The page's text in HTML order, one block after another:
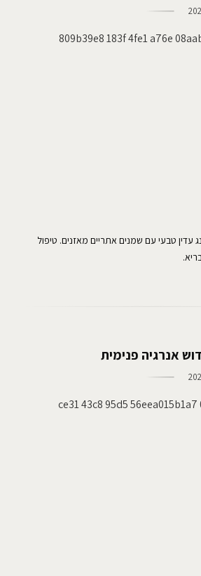
עדין טבעי עם שמנים אתריים מאזנים. טיפול
אנרגיה פנימית